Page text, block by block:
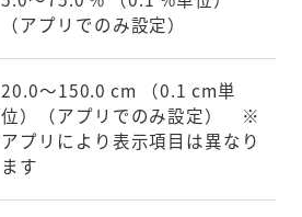
（アプリでのみ設定）
20.0～150.0 cm （0.1 cm単
位）（アプリでのみ設定） ※
アプリにより表示項目は異なり
ます